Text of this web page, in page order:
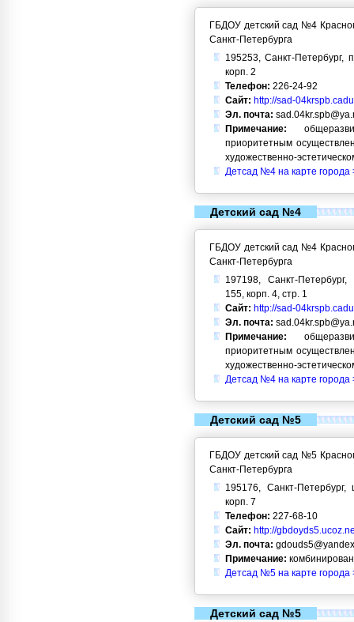
ГБДОУ детский сад №4
Санкт-Петербурга
195253, Санкт-Петербург,
корп. 2
Телефон: 226-24-92
Сайт: http://sad-
Эл. почта:
Примечание:
приоритетным
художественно-
Детсад №4 на карте города
Детский сад №4
ГБДОУ детский сад №4
Санкт-Петербурга
197198, Санкт-
155, корп. 4, стр. 1
Сайт: http://sad-
Эл. почта:
Примечание:
приоритетным
художественно-
Детсад №4 на карте города
Детский сад №5
ГБДОУ детский сад №5
Санкт-Петербурга
195176, Санкт-
корп. 7
Телефон: 227-68-10
Сайт: http://
Эл. почта:
Примечание:
Детсад №5 на карте города
Детский сад №5